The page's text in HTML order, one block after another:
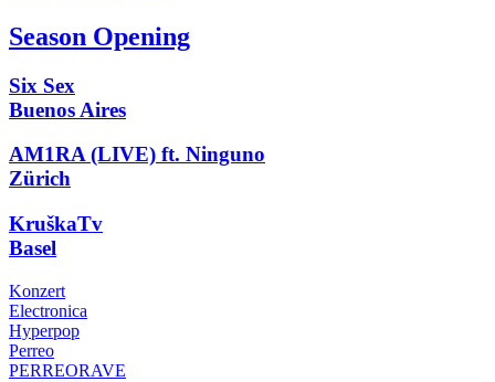
Season Opening
Six Sex
Buenos Aires
AM1RA (LIVE) ft. Ninguno
Zürich
KruškaTv
Basel
Konzert
Electronica
Hyperpop
Perreo
PERREORAVE